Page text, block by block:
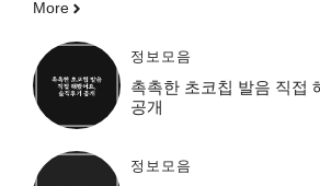
More
정보모음
촉촉한 초코칩 발음 직접
공개
정보모음